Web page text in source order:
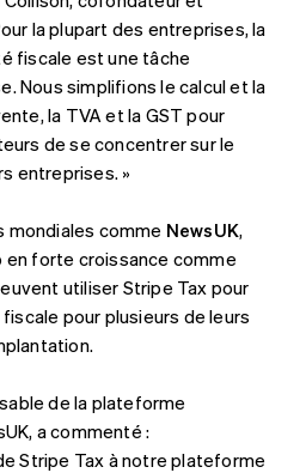
la plupart des entreprises, la
fiscale est une tâche
Nous simplifions le calcul et la
la TVA et la GST pour
de se concentrer sur le
entreprises. »
mondiales comme NewsUK,
forte croissance comme
utiliser Stripe Tax pour
pour plusieurs de leurs
de la plateforme
a commenté :
Stripe Tax à notre plateforme